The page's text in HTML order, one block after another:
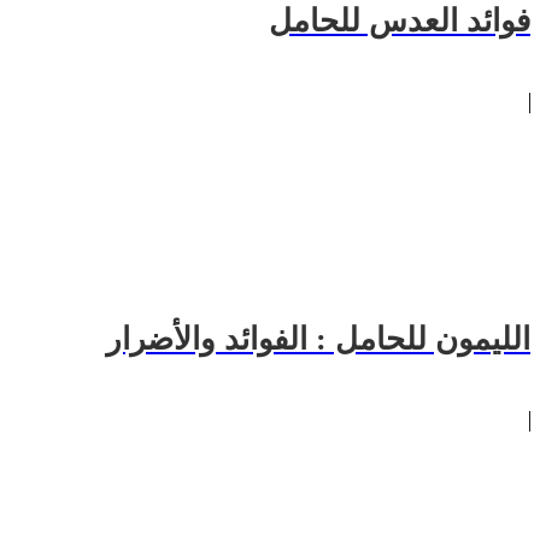
فوائد العدس للحامل
الليمون للحامل : الفوائد والأضرار